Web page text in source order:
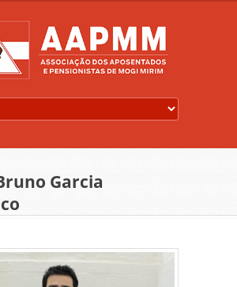
Garcia